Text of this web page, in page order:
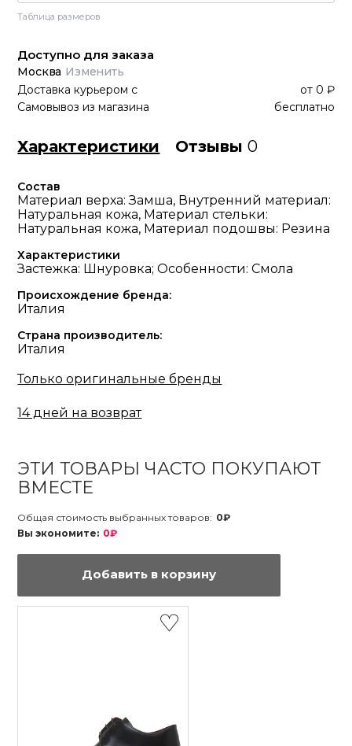
Таблица размеров
Доступно для заказа
Москва Изменить
Доставка курьером с от 0 ₽
Самовывоз из магазина
бесплатно
Характеристики Отзывы0
Состав
Материал верха: Замша, Внутренний материал:
Натуральная кожа, Материал стельки:
Натуральная кожа, Материал подошвы: Резина
Характеристики
Застежка: Шнуровка; Особенности: Смола
Происхождение бренда:
Италия
Страна производитель:
Италия
Только оригинальные бренды
14 дней на возврат
ЭТИ ТОВАРЫ ЧАСТО ПОКУПАЮТ
ВМЕСТЕ
Общая стоимость выбранных товаров: 0₽
Вы экономите: 0₽
Добавить в корзину